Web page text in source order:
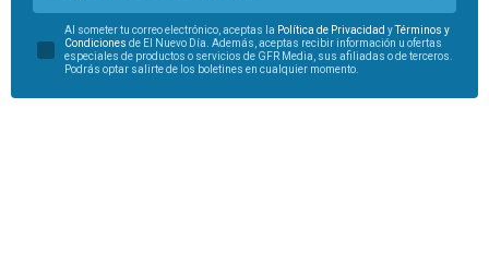
Al someter tu correo electrónico, aceptas la Política de Privacidad y
Términos y
Condiciones de El Nuevo Día. Además, aceptas recibir información u ofertas
especiales de productos o servicios de GFR Media, sus afiliadas o de terceros.
Podrás optar salirte de los boletines en cualquier momento.